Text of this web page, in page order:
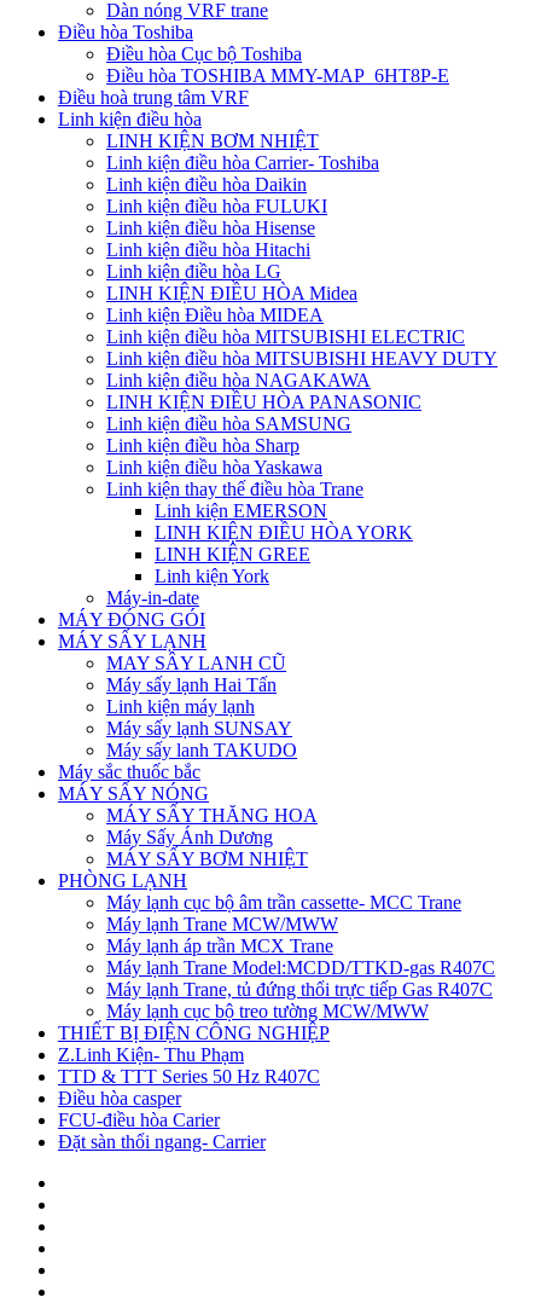
Dàn nóng VRF trane
Điều hòa Toshiba
Điều hòa Cục bộ Toshiba
Điều hòa TOSHIBA MMY-MAP_6HT8P-E
Điều hoà trung tâm VRF
Linh kiện điều hòa
LINH KIỆN BƠM NHIỆT
Linh kiện điều hòa Carrier- Toshiba
Linh kiện điều hòa Daikin
Linh kiện điều hòa FULUKI
Linh kiện điều hòa Hisense
Linh kiện điều hòa Hitachi
Linh kiện điều hòa LG
LINH KIỆN ĐIỀU HÒA Midea
Linh kiện Điều hòa MIDEA
Linh kiện điều hòa MITSUBISHI ELECTRIC
Linh kiện điều hòa MITSUBISHI HEAVY DUTY
Linh kiện điều hòa NAGAKAWA
LINH KIỆN ĐIỀU HÒA PANASONIC
Linh kiện điều hòa SAMSUNG
Linh kiện điều hòa Sharp
Linh kiện điều hòa Yaskawa
Linh kiện thay thế điều hòa Trane
Linh kiện EMERSON
LINH KIỆN ĐIỀU HÒA YORK
LINH KIỆN GREE
Linh kiện York
Máy-in-date
MÁY ĐÓNG GÓI
MÁY SẤY LẠNH
MAY SÂY LANH CŨ
Máy sấy lạnh Hai Tấn
Linh kiện máy lạnh
Máy sấy lạnh SUNSAY
Máy sấy lanh TAKUDO
Máy sắc thuốc bắc
MÁY SẤY NÓNG
MÁY SẤY THĂNG HOA
Máy Sấy Ánh Dương
MÁY SẤY BƠM NHIỆT
PHÒNG LẠNH
Máy lạnh cục bộ âm trần cassette- MCC Trane
Máy lạnh Trane MCW/MWW
Máy lạnh áp trần MCX Trane
Máy lạnh Trane Model:MCDD/TTKD-gas R407C
Máy lạnh Trane, tủ đứng thổi trực tiếp Gas R407C
Máy lạnh cục bộ treo tường MCW/MWW
THIẾT BỊ ĐIỆN CÔNG NGHIỆP
Z.Linh Kiện- Thu Phạm
TTD & TTT Series 50 Hz R407C
Điều hòa casper
FCU-điều hòa Carier
Đặt sàn thổi ngang- Carrier